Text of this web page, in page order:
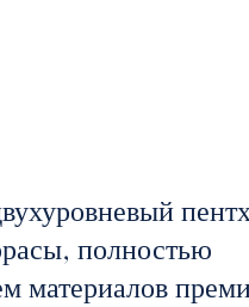
полностью
материалов